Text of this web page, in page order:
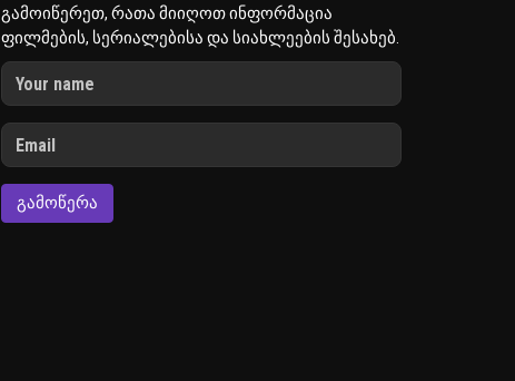
გამოიწერეთ, რათა მიიღოთ ინფორმაცია
ფილმების, სერიალებისა და სიახლეების შესახებ.
ᲒᲐᲛᲝᲬᲔᲠᲐ